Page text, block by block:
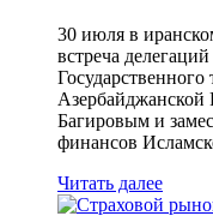
30 июля в
встреча
Багировым и
финансов
Читать далее